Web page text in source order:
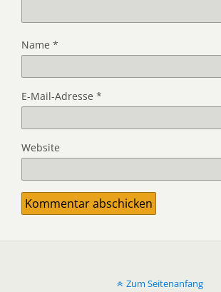
Name *
E-Mail-Adresse *
Website
Zum Seitenanfang